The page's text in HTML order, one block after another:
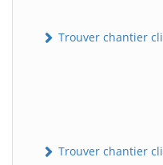
Trouver chantier
Trouver chantier